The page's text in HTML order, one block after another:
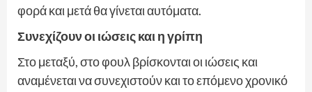
φορά και μετά θα γίνεται αυτόματα.
Συνεχίζουν οι ιώσεις και η γρίπη
Στο μεταξύ, στο φουλ βρίσκονται οι ιώσεις και
αναμένεται να συνεχιστούν και το επόμενο χρονικό